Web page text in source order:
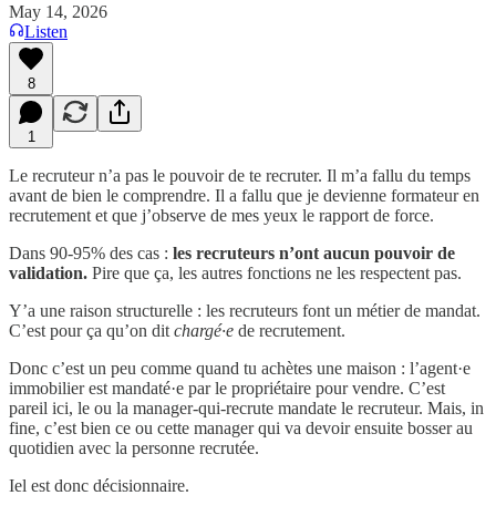
May 14, 2026
Listen
8
1
Le recruteur n’a pas le pouvoir de te recruter. Il m’a fallu du temps
avant de bien le comprendre. Il a fallu que je devienne formateur en
recrutement et que j’observe de mes yeux le rapport de force.
Dans 90-95% des cas : les recruteurs n’ont aucun pouvoir de
validation. Pire que ça, les autres fonctions ne les respectent pas.
Y’a une raison structurelle : les recruteurs font un métier de mandat.
C’est pour ça qu’on dit chargé·e de recrutement.
Donc c’est un peu comme quand tu achètes une maison : l’agent·e
immobilier est mandaté·e par le propriétaire pour vendre. C’est
pareil ici, le ou la manager-qui-recrute mandate le recruteur. Mais, in
fine, c’est bien ce ou cette manager qui va devoir ensuite bosser au
quotidien avec la personne recrutée.
Iel est donc décisionnaire.